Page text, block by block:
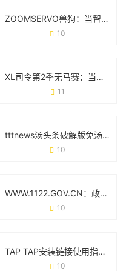
ZOOMSERVO兽狗：当智能科技遇见宠物新生态
10
XL司令第2季无马赛：当机甲遇上真实感的全新突破
11
tttnews汤头条破解版免汤币软件：真实需求与风险警示
10
WWW.1122.GOV.CN：政务服务的智能入口与创新实践
10
TAP TAP安装链接使用指南：手把手教你避坑技巧
10